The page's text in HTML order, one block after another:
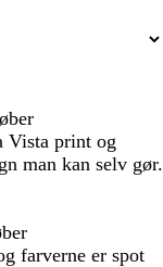
Vista print og
man kan selv gør.
farverne er spot